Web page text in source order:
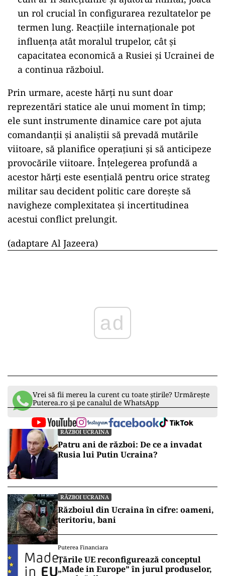
un rol crucial în configurarea rezultatelor pe
termen lung. Reacțiile internaționale pot
influența atât moralul trupelor, cât și
capacitatea economică a Rusiei și Ucrainei de
a continua războiul.
Prin urmare, aceste hărți nu sunt doar
reprezentări statice ale unui moment în timp;
ele sunt instrumente dinamice care pot ajuta
comandanții și analiștii să prevadă mutările
viitoare, să planifice operațiuni și să anticipeze
provocările viitoare. Înțelegerea profundă a
acestor hărți este esențială pentru orice strateg
militar sau decident politic care dorește să
navigheze complexitatea și incertitudinea
acestui conflict prelungit.
(adaptare Al Jazeera)
ad
Vrei să fii mereu la curent cu toate știrile? Urmărește
Puterea.ro și pe canalul de WhatsApp
RĂZBOI UCRAINA
Patru ani de război: De ce a invadat
Rusia lui Putin Ucraina?
RĂZBOI UCRAINA
Războiul din Ucraina în cifre: oameni,
teritoriu, bani
Puterea Financiara
Țările UE reconfigurează conceptul
„Made in Europe” în jurul produselor,